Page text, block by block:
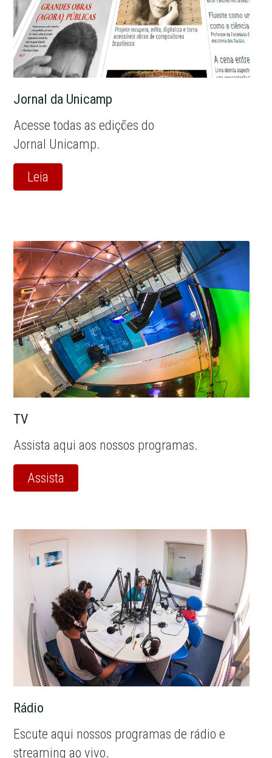
Jornal da Unicamp
Acesse todas as edições do
Jornal Unicamp.
Leia
TV
Assista aqui aos nossos programas.
Assista
Rádio
Escute aqui nossos programas de rádio e
streaming ao vivo.